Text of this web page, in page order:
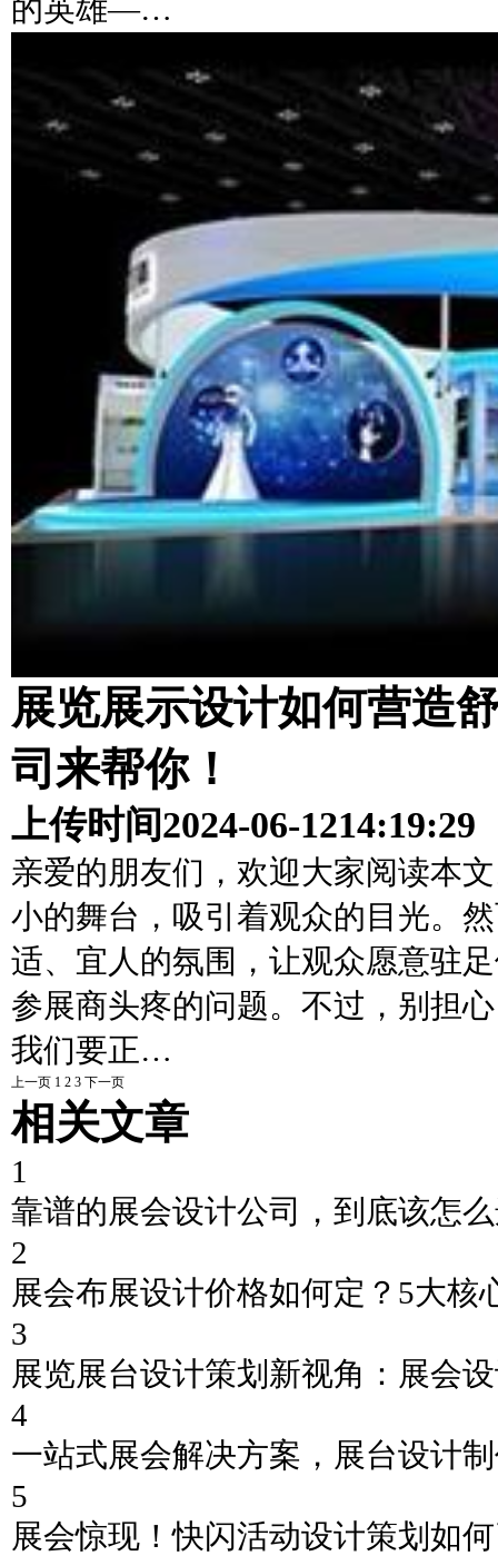
的英雄—…
展览展示设计如何营造
司来帮你！
上传时间2024-06-1214:19:29
亲爱的朋友们，欢迎大家阅读本
小的舞台，吸引着观众的目光。
适、宜人的氛围，让观众愿意驻
参展商头疼的问题。不过，别担
我们要正…
上一页 1 2 3 下一页
相关文章
1
靠谱的展会设计公司，到底该怎
2
展会布展设计价格如何定？5大核
3
展览展台设计策划新视角：展会
4
一站式展会解决方案，展台设计
5
展会惊现！快闪活动设计策划如